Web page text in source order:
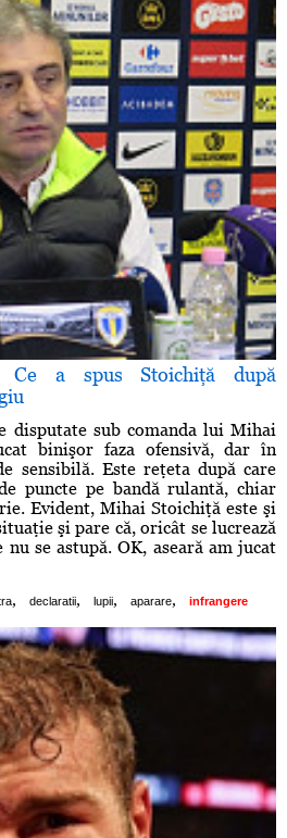
Ce a spus Stoichiţă după
disputate sub comanda lui Mihai
binişor faza ofensivă, dar în
sensibilă. Este reţeta după care
puncte pe bandă rulantă, chiar
Evident, Mihai Stoichiţă este şi
şi pare că, oricât se lucrează
se astupă. OK, aseară am jucat
, declaratii, lupii, aparare, infrangere